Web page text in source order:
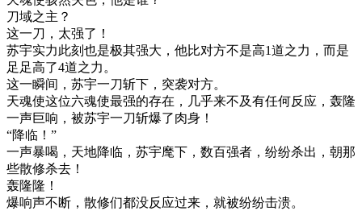
刀域之主？
这一刀，太强了！
苏宇实力此刻也是极其强大，他比对方不是高1道之力，而是
足足高了4道之力。
这一瞬间，苏宇一刀斩下，突袭对方。
天魂使这位六魂使最强的存在，几乎来不及有任何反应，轰隆
一声巨响，被苏宇一刀斩爆了肉身！
“降临！”
一声暴喝，天地降临，苏宇麾下，数百强者，纷纷杀出，朝那
些散修杀去！
轰隆隆！
爆响声不断，散修们都没反应过来，就被纷纷击溃。